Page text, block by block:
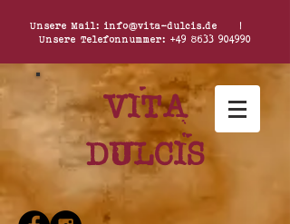
Unsere Mail: info@vita-dulcis.de |
Unsere Telefonnummer: +49 8633 904990
Vita
dulcis